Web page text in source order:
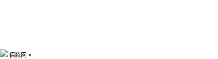
佰腾网 ×